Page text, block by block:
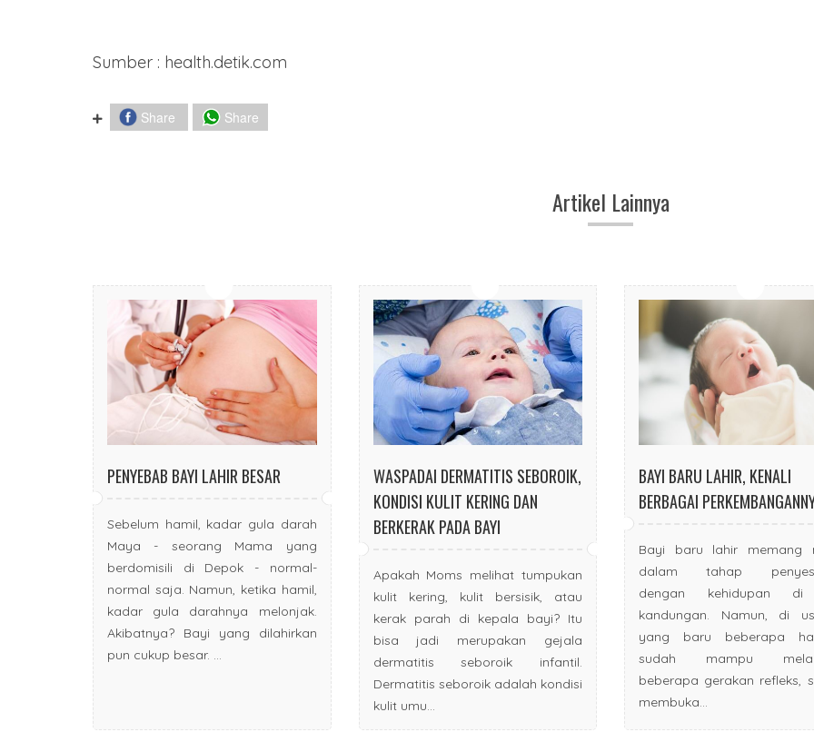
Sumber : health.detik.com
Share Share
Artikel Lainnya
PENYEBAB BAYI LAHIR BESAR
Sebelum hamil, kadar gula darah
Maya - seorang Mama yang
berdomisili di Depok - normal-
normal saja. Namun, ketika hamil,
kadar gula darahnya melonjak.
Akibatnya? Bayi yang dilahirkan
pun cukup besar. ...
WASPADAI DERMATITIS SEBOROIK,
KONDISI KULIT KERING DAN
BERKERAK PADA BAYI
Apakah Moms melihat tumpukan
kulit kering, kulit bersisik, atau
kerak parah di kepala bayi? Itu
bisa jadi merupakan gejala
dermatitis seboroik infantil.
Dermatitis seboroik adalah kondisi
kulit umu...
BAYI BARU LAHIR, KENALI
BERBAGAI
Bayi baru lahir memang
dalam tahap
dengan kehidupan
kandungan. Namun, di
yang baru beberapa
sudah mampu
beberapa gerakan refleks,
membuka...